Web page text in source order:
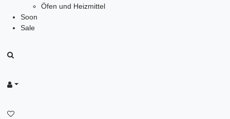
Öfen und Heizmittel
Soon
Sale